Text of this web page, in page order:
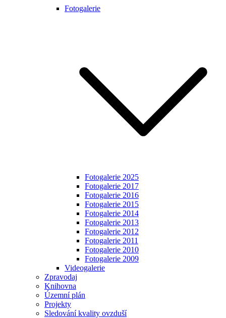
Fotogalerie
Fotogalerie 2025
Fotogalerie 2017
Fotogalerie 2016
Fotogalerie 2015
Fotogalerie 2014
Fotogalerie 2013
Fotogalerie 2012
Fotogalerie 2011
Fotogalerie 2010
Fotogalerie 2009
Videogalerie
Zpravodaj
Knihovna
Územní plán
Projekty
Sledování kvality ovzduší